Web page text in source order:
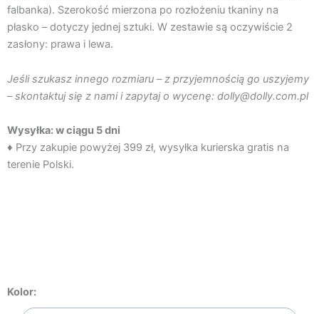
falbanka). Szerokość mierzona po rozłożeniu tkaniny na
płasko – dotyczy jednej sztuki. W zestawie są oczywiście 2
zasłony: prawa i lewa.
Jeśli szukasz innego rozmiaru – z przyjemnością go uszyjemy
– skontaktuj się z nami i zapytaj o wycenę: dolly@dolly.com.pl
Wysyłka: w ciągu 5 dni
♦ Przy zakupie powyżej 399 zł, wysyłka kurierska gratis na
terenie Polski.
Kolor: